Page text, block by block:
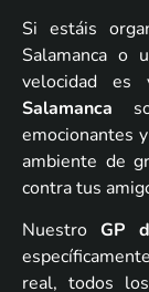
Si estáis
Salamanca o
velocidad es
Salamanca
emocionantes
ambiente de
contra tus
NuestroGP
real, todos